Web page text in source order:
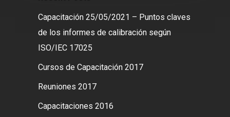
Capacitación 25/05/2021 – Puntos claves
de los informes de calibración según
ISO/IEC 17025
Cursos de Capacitación 2017
Reuniones 2017
Capacitaciones 2016